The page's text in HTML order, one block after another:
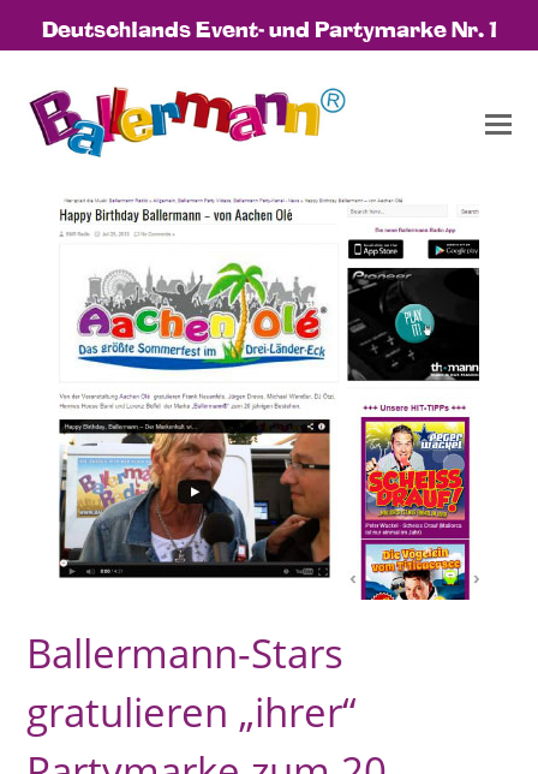
Deutschlands Event- und Partymarke Nr. 1
Ballermann-Stars
gratulieren „ihrer“